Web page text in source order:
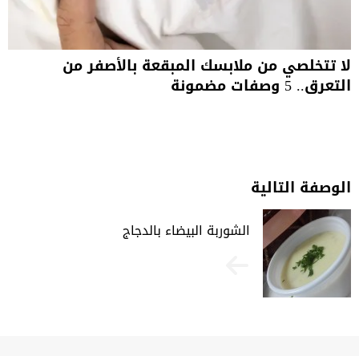
لا تتخلصي من ملابسك المبقعة بالأصفر من
التعرق.. 5 وصفات مضمونة
الوصفة التالية
الشوربة البيضاء بالدجاج